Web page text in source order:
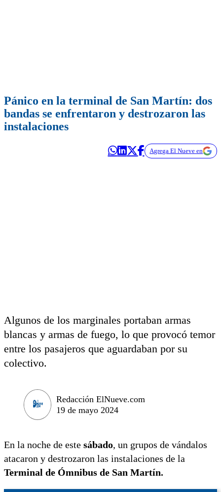
Pánico en la terminal de San Martín: dos
bandas se enfrentaron y destrozaron las
instalaciones
Agrega El Nueve en
Algunos de los marginales portaban armas
blancas y armas de fuego, lo que provocó temor
entre los pasajeros que aguardaban por su
colectivo.
Redacción ElNueve.com
19 de mayo 2024
En la noche de este sábado, un grupos de vándalos
atacaron y destrozaron las instalaciones de la
Terminal de Ómnibus de San Martín.